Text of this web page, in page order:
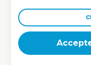
clés pour avancer
deviennent vos
équipe, un groupe